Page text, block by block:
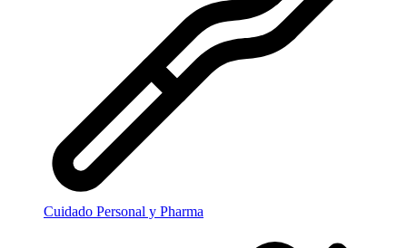
Cuidado Personal y Pharma